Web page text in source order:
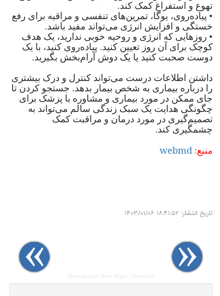
تهوع و استفراغ کمک کند.
• پیاده‌روی، یوگا، تمرین‌های تنفسی و مراقبه برای رفع
خستگی و افزایش انرژی می‌تواند مفید باشد.
• روز‌هایی که انرژی و روحیه خوبی ندارید، یک هدف
کوچک برای آن روز تعیین کنید. پیاده‌روی کنید، با یک
دوست صحبت کنید یا یک دوش آرام‌بخش بگیرید.
داشتن اطلاعات درست می‌تواند کنترل و درک بیشتری
را درباره بیماری به شخص بیمار بدهد. جستجو کردن تا
جای ممکن در مورد بیماری و مشاوره با پزشک برای
چگونگی هدایت یک سبک زندگی سالم می‌تواند به
تصمیم‌گیری در مورد درمان و مراقبت کمک
چشمگیری کند.
منبع: webmd
تاریخ انتشار: ۱۸:۴۱:۵۲ ۱۴۰۳/۰۱/۰۶
Shortcut keys: Prev=Right , Next=Left